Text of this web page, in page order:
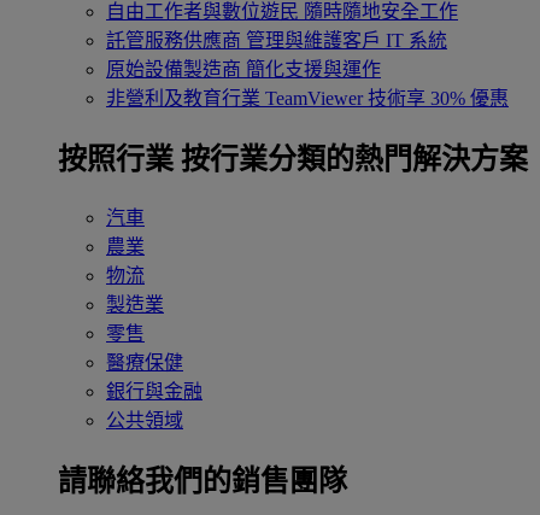
自由工作者與數位遊民 隨時隨地安全工作
託管服務供應商 管理與維護客戶 IT 系統
原始設備製造商 簡化支援與運作
非營利及教育行業 TeamViewer 技術享 30% 優惠
按照行業 按行業分類的熱門解決方案
汽車
農業
物流
製造業
零售
醫療保健
銀行與金融
公共領域
請聯絡我們的銷售團隊